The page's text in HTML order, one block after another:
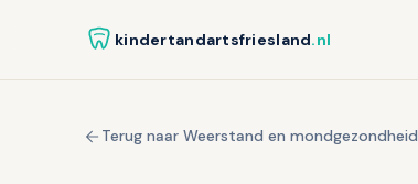
kindertandartsfriesland.nl
Terug naar Weerstand en mondgezondheid